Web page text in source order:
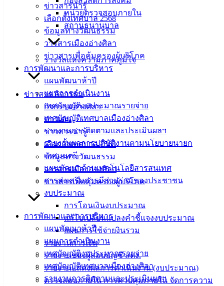
ข่าวสารน่ารู้
เลือกตั้งเทศบาล 2568
ข้อมูลทางวัฒนธรรม
วารสารเมืองอ่างศิลา
ข่าวสารเพื่อคุ้มครองผู้บริโภค
การพัฒนาและการบริหาร
แผนพัฒนาห้าปี
แผนการดำเนินงาน
เทศบัญญัติงบประมาณรายจ่าย
เทศบัญญัติเทศบาลเมืองอ่างศิลา
รายงานการติดตามและประเมินผลฯ
รายงานผลการปฏิบัติงานตามนโยบายนายก
เทศมนตรี
แผนพัฒนาด้านเทคโนโลยีสารสนเทศ
การส่งเสริมการมีส่วนร่วมของประชาชน
งบประมาณ
การโอนเงินงบประมาณ
แก้ไขเปลี่ยนแปลงคำชี้แจงงบประมาณ
แผนการใช้จ่ายงินรวม
รายงานการเงิน
รายงานของผู้สอบบัญชี สตง.
รายงานแสดงผลการดำเนินงาน (งบประมาณ)
ตรวจสอบภายใน การควบคุมภายใน จัดการความ
หน่วยตรวจสอบภายใน
สถานธนานุบาล
รางวัลแห่งความภาคภูมิใจ
ข่าวสาร กิจกรรม
กิจกรรมอ่างศิลา
ข่าวเด่น
ข่าวสารน่ารู้
เลือกตั้งเทศบาล 2568
ข้อมูลทางวัฒนธรรม
วารสารเมืองอ่างศิลา
ข่าวสารเพื่อคุ้มครองผู้บริโภค
การพัฒนาและการบริหาร
แผนพัฒนาห้าปี
แผนการดำเนินงาน
เทศบัญญัติงบประมาณรายจ่าย
เทศบัญญัติเทศบาลเมืองอ่างศิลา
รายงานการติดตามและประเมินผลฯ
ประชาชน
ดาวน์โหลด
แบบ
ฟอร์ม,
เอกสาร
คู่มือ
สำหรับ
ประชาชน/
คู่มือการ
ปฏิบัติ
งาน
ข่าวสาร
น่ารู้
ศุนย์
ข้อมูล
อิเล็กทรอนิกส์
องค์
ความรู้
(Knowledge
Management)